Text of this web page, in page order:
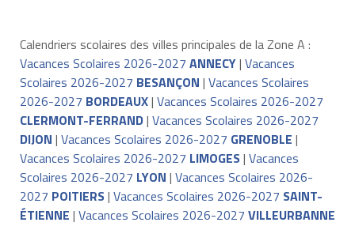
Calendriers scolaires des villes principales de la Zone A :
Vacances Scolaires 2026-2027 ANNECY| Vacances
Scolaires 2026-2027 BESANÇON | Vacances Scolaires
2026-2027 BORDEAUX| Vacances Scolaires 2026-2027
CLERMONT-FERRAND| Vacances Scolaires 2026-2027
DIJON | Vacances Scolaires 2026-2027 GRENOBLE |
Vacances Scolaires 2026-2027 LIMOGES| Vacances
Scolaires 2026-2027 LYON | Vacances Scolaires 2026-
2027 POITIERS| Vacances Scolaires 2026-2027 SAINT-
ÉTIENNE | Vacances Scolaires 2026-2027 VILLEURBANNE